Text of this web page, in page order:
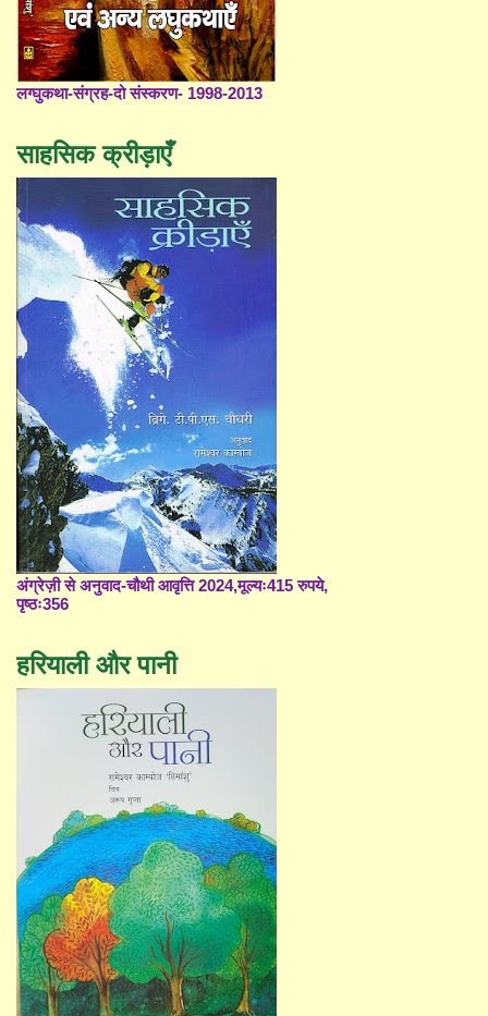
लग्घुकथा-संग्रह-दो संस्करण- 1998-2013
साहसिक क्रीड़ाएँ
अंग्रेज़ी से अनुवाद-चौथी आवृत्ति 2024,मूल्यः415 रुपये,
पृष्ठः356
हरियाली और पानी